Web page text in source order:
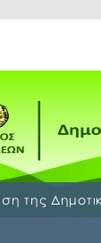
της